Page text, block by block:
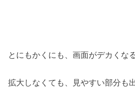
とにもかくにも、画面がデカくな
拡大しなくても、見やすい部分も